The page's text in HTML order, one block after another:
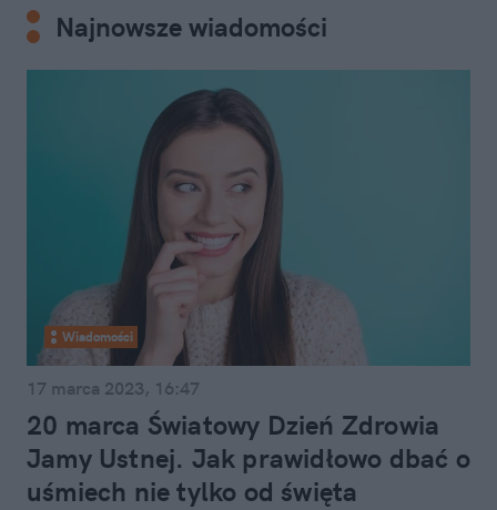
Najnowsze wiadomości
Wiadomości
17 marca 2023, 16:47
20 marca Światowy Dzień Zdrowia
Jamy Ustnej. Jak prawidłowo dbać o
uśmiech nie tylko od święta